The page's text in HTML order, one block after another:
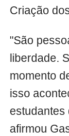
Criação
"São
liberdade.
momento
isso
estudantes
afirmou